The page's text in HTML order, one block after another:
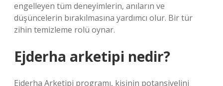
engelleyen tüm deneyimlerin, anıların ve
düşüncelerin bırakılmasına yardımcı olur. Bir tür
zihin temizleme rolü oynar.
Ejderha arketipi nedir?
Ejderha Arketipi programı, kişinin potansiyelini